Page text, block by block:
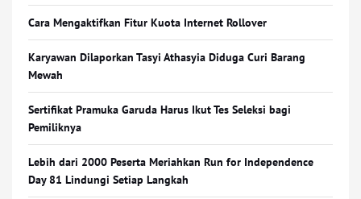
Cara Mengaktifkan Fitur Kuota Internet Rollover
Karyawan Dilaporkan Tasyi Athasyia Diduga Curi Barang
Mewah
Sertifikat Pramuka Garuda Harus Ikut Tes Seleksi bagi
Pemiliknya
Lebih dari 2000 Peserta Meriahkan Run for Independence
Day 81 Lindungi Setiap Langkah